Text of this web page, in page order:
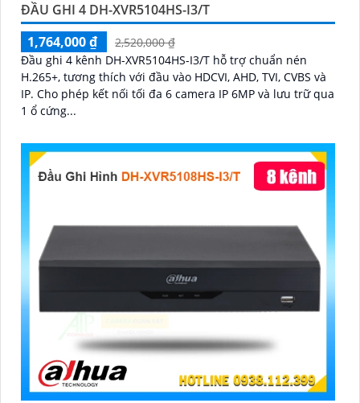
ĐẦU GHI 4 DH-XVR5104HS-I3/T
1,764,000 ₫
2,520,000 ₫
Đầu ghi 4 kênh DH-XVR5104HS-I3/T hỗ trợ chuẩn nén
H.265+, tương thích với đầu vào HDCVI, AHD, TVI, CVBS và
IP. Cho phép kết nối tối đa 6 camera IP 6MP và lưu trữ qua
1 ổ cứng...